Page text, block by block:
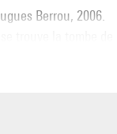
Berrou, 2006.
trouve la tombe de